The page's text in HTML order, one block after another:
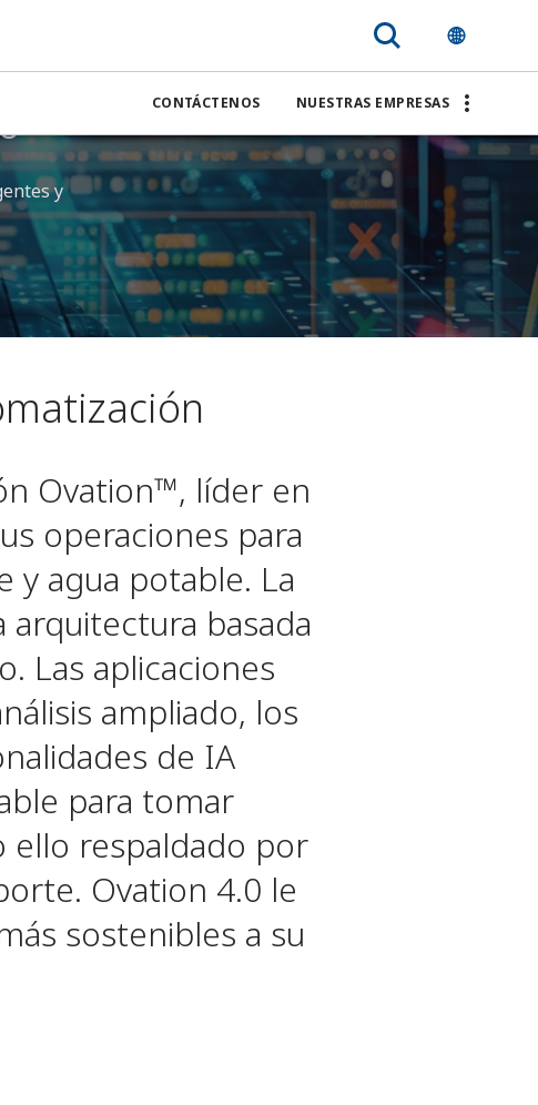
CONTÁCTENOS NUESTRAS EMPRESAS
y
Ovation™, líder en
operaciones para
y agua potable. La
basada
Las aplicaciones
ampliado, los
de IA
para tomar
ello respaldado por
Ovation 4.0 le
sostenibles a su